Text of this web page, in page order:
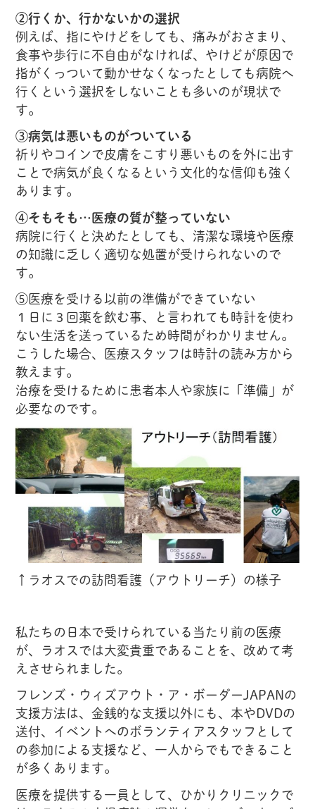
②行くか、行かないかの選択
例えば、指にやけどをしても、痛みがおさまり、
食事や歩行に不自由がなければ、やけどが原因で
指がくっついて動かせなくなったとしても病院へ
行くという選択をしないことも多いのが現状で
す。
③病気は悪いものがついている
祈りやコインで皮膚をこすり悪いものを外に出す
ことで病気が良くなるという文化的な信仰も強く
あります。
④そもそも…医療の質が整っていない
病院に行くと決めたとしても、清潔な環境や医療
の知識に乏しく適切な処置が受けられないので
す。
⑤医療を受ける以前の準備ができていない
１日に３回薬を飲む事、と言われても時計を使わ
ない生活を送っているため時間がわかりません。
こうした場合、医療スタッフは時計の読み方から
教えます。
治療を受けるために患者本人や家族に「準備」が
必要なのです。
↑ラオスでの訪問看護（アウトリーチ）の様子
私たちの日本で受けられている当たり前の医療
が、ラオスでは大変貴重であることを、改めて考
えさせられました。
フレンズ・ウィズアウト・ア・ボーダーJAPANの
支援方法は、金銭的な支援以外にも、本やDVDの
送付、イベントへのボランティアスタッフとして
の参加による支援など、一人からでもできること
が多くあります。
医療を提供する一員として、ひかりクリニックで